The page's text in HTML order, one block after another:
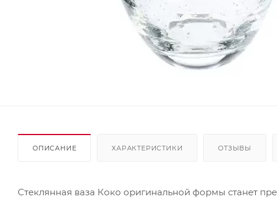
ОПИСАНИЕ ХАРАКТЕРИСТИКИ ОТЗЫВЫ
Стеклянная ваза Коко оригинальной формы станет